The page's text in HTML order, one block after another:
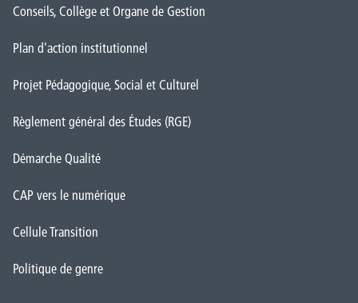
Conseils, Collège et Organe de Gestion
Plan d'action institutionnel
Projet Pédagogique, Social et Culturel
Règlement général des Études (RGE)
Démarche Qualité
CAP vers le numérique
Cellule Transition
Politique de genre